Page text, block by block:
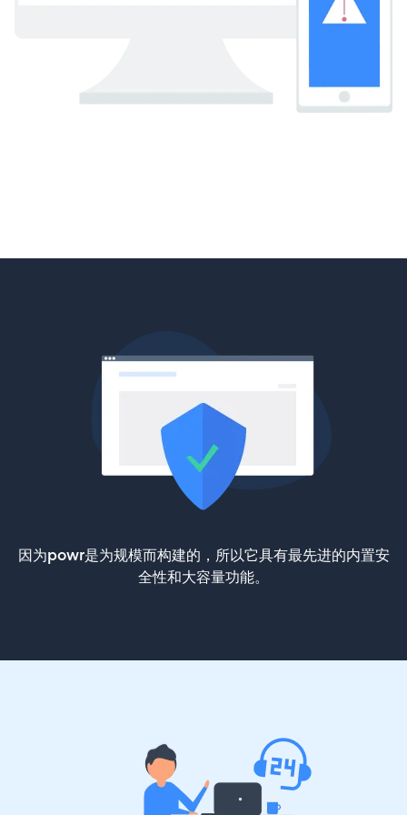
因为powr是为规模而构建的，所以它具有最先进的内置安
全性和大容量功能。